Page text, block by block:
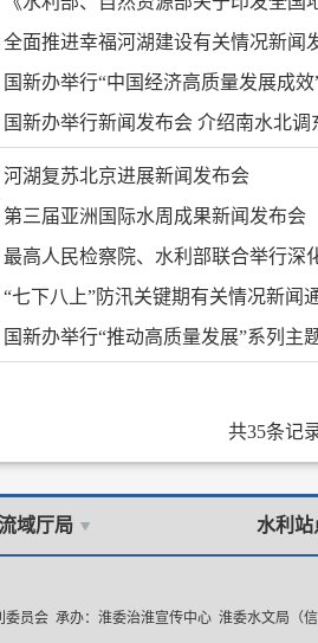
全面推进幸福河湖建设有关情况新闻
国新办举行“中国经济高质量发展成
国新办举行新闻发布会 介绍南水北
河湖复苏北京进展新闻发布会
第三届亚洲国际水周成果新闻发布会
最高人民检察院、水利部联合举行深
“七下八上”防汛关键期有关情况新闻
国新办举行“推动高质量发展”系列主
共35条记
域厅局 水利站
员会 承办：淮委治淮宣传中心 淮委水文局（信